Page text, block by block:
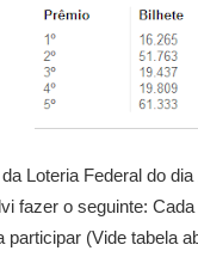
Loteria Federal do
fazer o seguinte:
participar (Vide tabela